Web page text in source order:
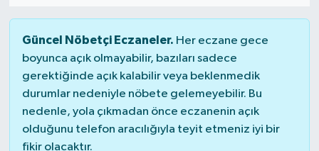
Güncel Nöbetçi Eczaneler. Her eczane gece
boyunca açık olmayabilir, bazıları sadece
gerektiğinde açık kalabilir veya beklenmedik
durumlar nedeniyle nöbete gelemeyebilir. Bu
nedenle, yola çıkmadan önce eczanenin açık
olduğunu telefon aracılığıyla teyit etmeniz iyi bir
fikir olacaktır.